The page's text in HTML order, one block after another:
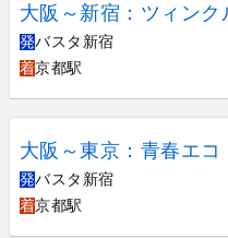
大阪～新宿：ツィンク
発バスタ新宿
着京都駅
大阪～東京：青春エコ
発バスタ新宿
着京都駅